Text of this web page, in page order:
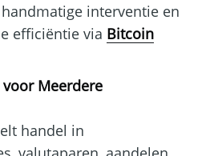
interventie en
efficiëntie via Bitcoin
Meerdere
handel in